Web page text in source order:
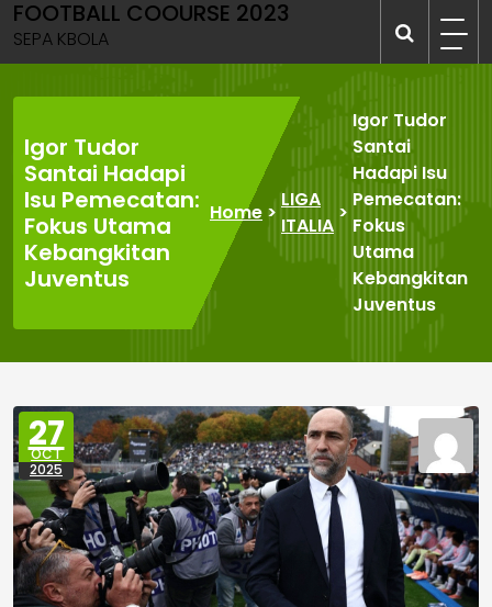
Skip
to
content
FOOTBALL COOURSE 2023
SEPA KBOLA
Igor Tudor
Santai Hadapi
Isu Pemecatan:
Fokus Utama
Kebangkitan
Juventus
Home >
LIGA
ITALIA
>
Igor Tudor
Santai
Hadapi Isu
Pemecatan:
Fokus
Utama
Kebangkitan
Juventus
27
OCT
2025